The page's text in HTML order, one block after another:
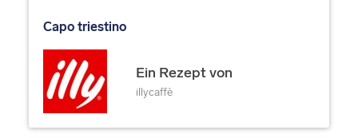
Capo triestino
Ein Rezept von
illycaffè